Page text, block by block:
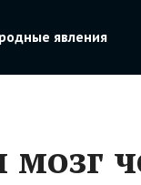
явления